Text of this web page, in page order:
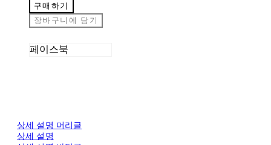
구매하기
장바구니에 담기
페이스북
상세 설명 머리글
상세 설명